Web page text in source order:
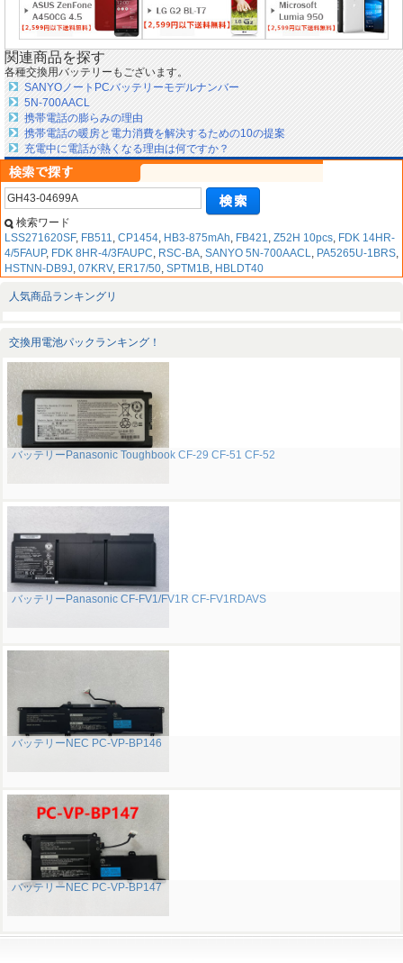
関連商品を探す
各種交換用バッテリーもございます。
SANYOノートPCバッテリーモデルナンバー
5N-700AACL
携帯電話の膨らみの理由
携帯電話の暖房と電力消費を解決するための10の提案
充電中に電話が熱くなる理由は何ですか？
検索ワード
LSS271620SF, FB511, CP1454, HB3-875mAh, FB421, Z52H 10pcs, FDK 14HR-
4/5FAUP, FDK 8HR-4/3FAUPC, RSC-BA, SANYO 5N-700AACL, PA5265U-1BRS,
HSTNN-DB9J, 07KRV, ER17/50, SPTM1B, HBLDT40
人気商品ランキングリ
交換用電池パックランキング！
バッテリーPanasonic Toughbook CF-29 CF-51 CF-52
バッテリーPanasonic CF-FV1/FV1R CF-FV1RDAVS
バッテリーNEC PC-VP-BP146
バッテリーNEC PC-VP-BP147